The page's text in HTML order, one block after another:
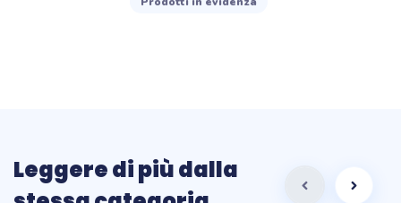
Leggere di più dalla